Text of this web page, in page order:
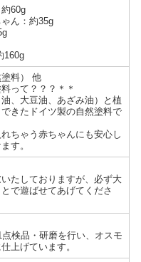
60g
ん：約35g
160g
料） 他
って？？？＊＊
、大豆油、あざみ油）と植
きたドイツ製の自然塗料で
ちゃう赤ちゃんにも安心し
す。
たしておりますが、必ず大
で遊ばせてあげてくださ
検品・研磨を行い、オスモ
上げています。